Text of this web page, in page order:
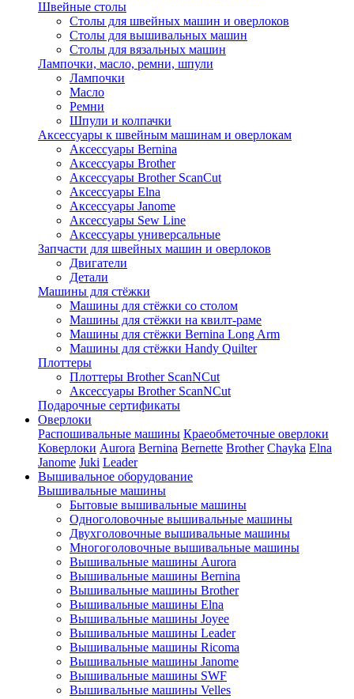
Швейные столы
Столы для швейных машин и оверлоков
Столы для вышивальных машин
Столы для вязальных машин
Лампочки, масло, ремни, шпули
Лампочки
Масло
Ремни
Шпули и колпачки
Аксессуары к швейным машинам и оверлокам
Аксессуары Bernina
Аксессуары Brother
Аксессуары Brother ScanCut
Аксессуары Elna
Аксессуары Janome
Аксессуары Sew Line
Аксессуары универсальные
Запчасти для швейных машин и оверлоков
Двигатели
Детали
Машины для стёжки
Машины для стёжки со столом
Машины для стёжки на квилт-раме
Машины для стёжки Bernina Long Arm
Машины для стёжки Handy Quilter
Плоттеры
Плоттеры Brother ScanNCut
Аксессуары Brother ScanNCut
Подарочные сертификаты
Оверлоки
Распошивальные машины Краеобметочные оверлоки
Коверлоки Aurora Bernina Bernette Brother Chayka Elna
Janome Juki Leader
Вышивальное оборудование
Вышивальные машины
Бытовые вышивальные машины
Одноголовочные вышивальные машины
Двухголовочные вышивальные машины
Многоголовочные вышивальные машины
Вышивальные машины Aurora
Вышивальные машины Bernina
Вышивальные машины Brother
Вышивальные машины Elna
Вышивальные машины Joyee
Вышивальные машины Leader
Вышивальные машины Ricoma
Вышивальные машины Janome
Вышивальные машины SWF
Вышивальные машины Velles